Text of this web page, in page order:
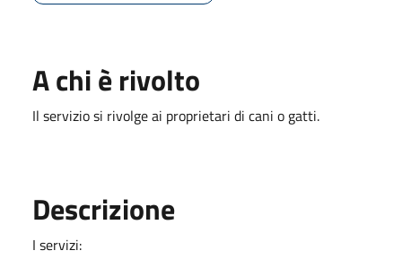
A chi è rivolto
Il servizio si rivolge ai proprietari di cani o gatti.
Descrizione
I servizi: